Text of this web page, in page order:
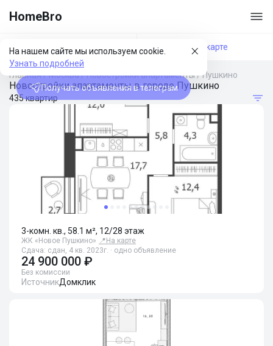
HomeBro
На нашем сайте мы используем cookie.
Узнать подробней
Получать объявления в телеграм
Фильтры На карте
Главная/Москва/Новостройки апартаменты/ Пушкино
Новостройки апартаменты в городе Пушкино
435 квартир
3-комн. кв., 58.1 м², 12/28 этаж
ЖК «Новое Пушкино» 📍 На карте
Сдача: сдан, 4 кв. 2023г. · одно объявление
24 900 000 ₽
Без комиссии
ИсточникДомклик